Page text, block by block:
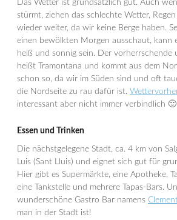
Das Wetter ist grundsätzlich gut. Auch
stürmt, ziehen das schlechte Wetter,
wieder weiter, da wir keine Berge haben.
einen bewölkten Morgen ausschaut, kann
heiß und sonnig sein. Der vorherrschende
heißt Tramontana und kommt aus dem
schon so, da wir im Süden sind und oft
die Nordseite zu rau dafür ist.
interessant aber nicht immer verbindlich 🙂
Essen und Trinken
Die nächstgelegene Stadt, ca. 4 km von
Luis (Sant Lluis) und eignet sich gut für
Hier gibt es Supermärkte, eine Apotheke,
eine Tankstelle und mehrere Tapas-Bars.
wunderschöne Gastro Bar namens
man in der Stadt ist!